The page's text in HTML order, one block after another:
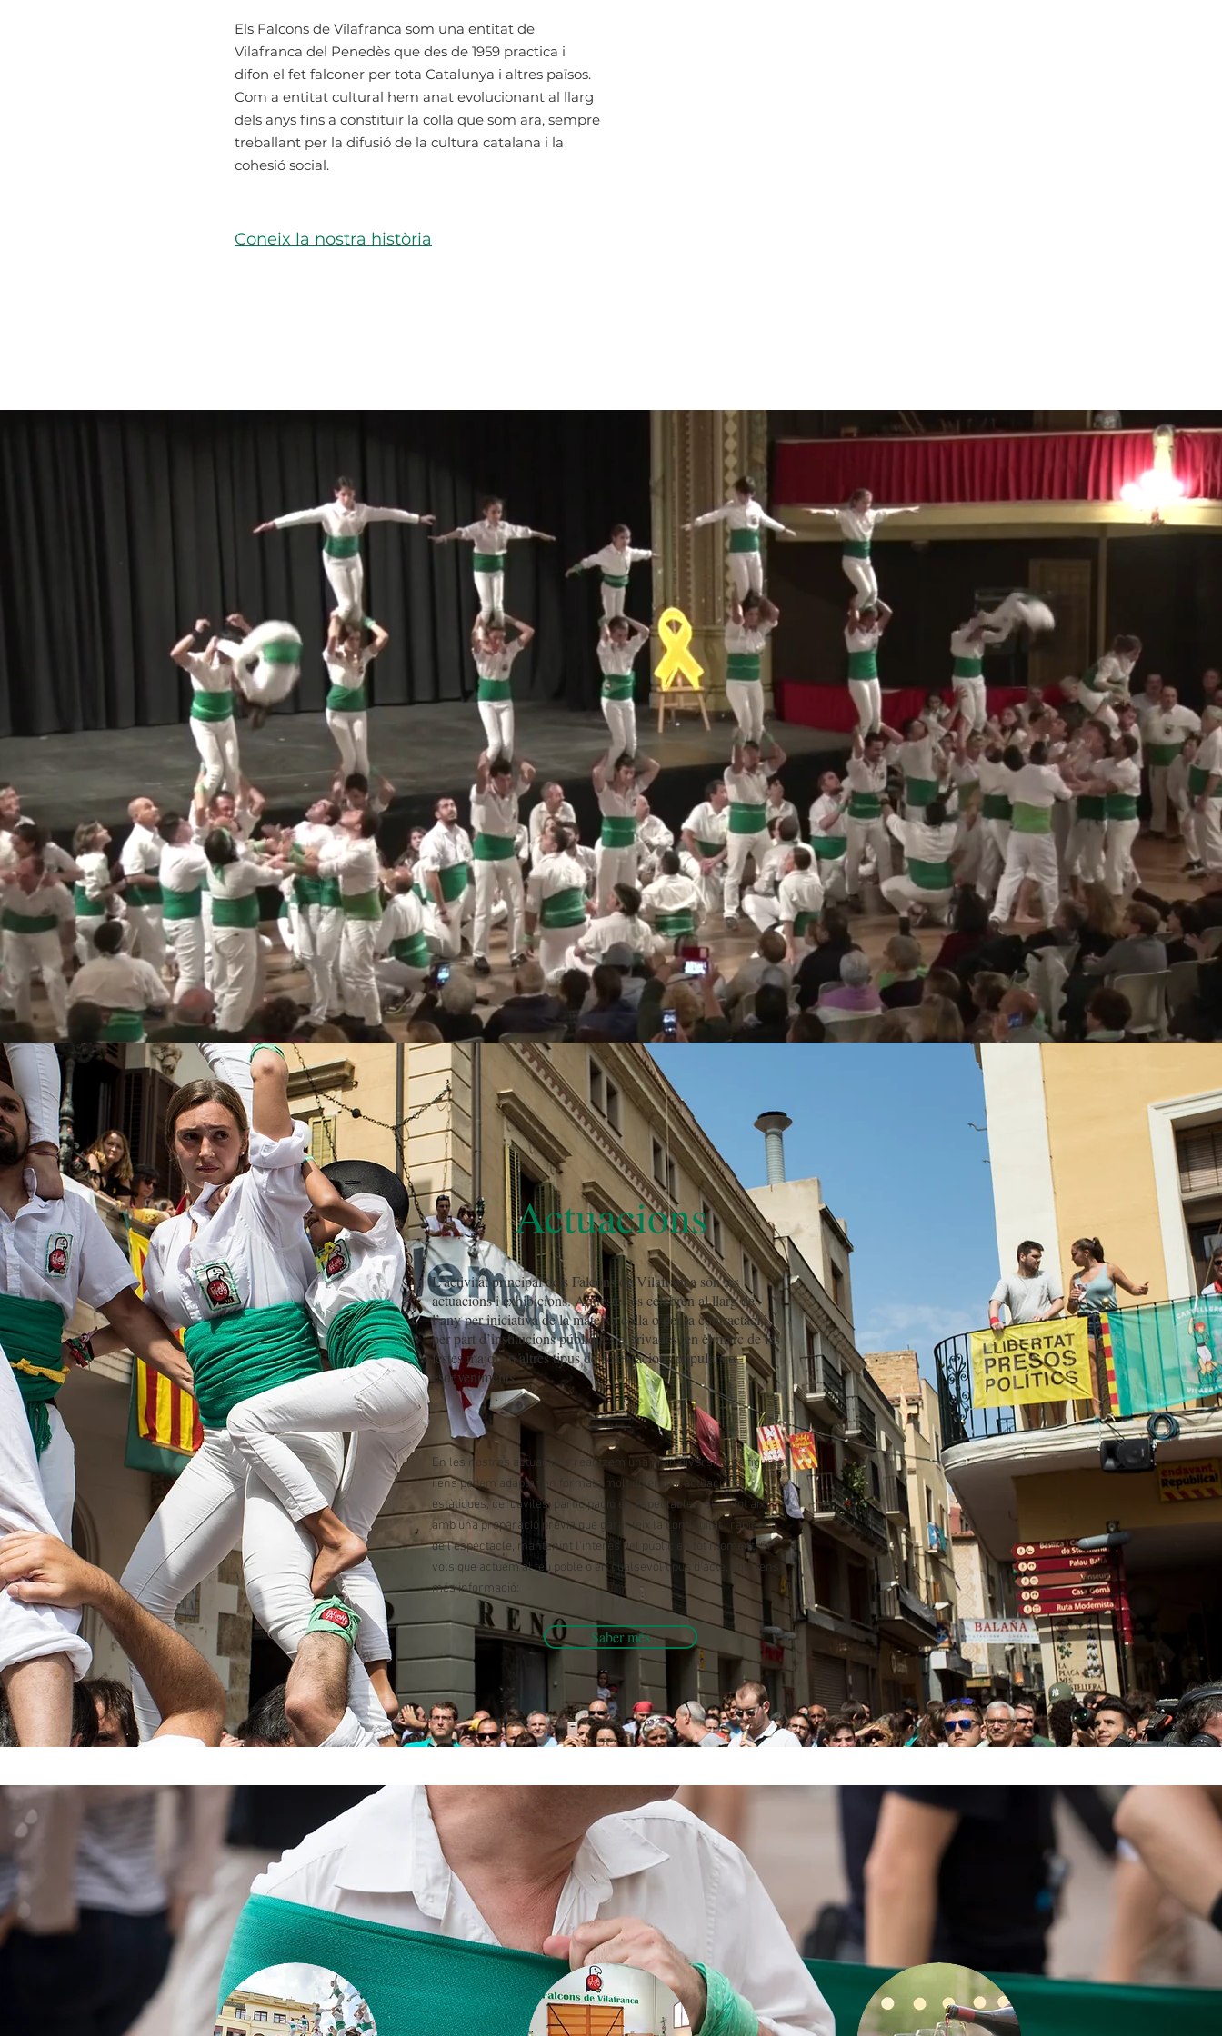
Els Falcons de Vilafranca som una entitat de
Vilafranca del Penedès que des de 1959 practica i
difon el fet falconer per tota Catalunya i altres països.
Com a entitat cultural hem anat evolucionant al llarg
dels anys fins a constituir la colla que som ara, sempre
treballant per la difusió de la cultura catalana i la
cohesió social.
Coneix la nostra història
Actuacions
L’activitat principal dels Falcons de Vilafranca són les
actuacions i exhibicions. Aquestes es celebren al llarg de
l’any per iniciativa de la mateixa colla o per la contractació
per part d’institucions públiques o privades, en el marc de les
festes majors o altres tipus de celebracions populars o
esdeveniments.
En les nostres actuacions realitzem una gran diversitat de figures
i ens podem adaptar en formats molt diversos: actuacions
estàtiques, cercaviles, participació en espectacles, etc… Tot això
amb una preparació prèvia que garanteix la continuïtat i rapidesa
de l’espectacle, mantenint l’interès del públic en tot moment. Si
vols que actuem al teu poble o en qualsevol tipus d'acte, aquí tens
més informació:
Saber més